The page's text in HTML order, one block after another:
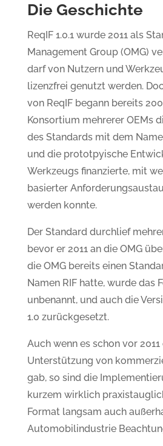
Die Geschichte
ReqIF 1.0.1 wurde 2011 als
Management Group (OMG)
darf von Nutzern und
lizenzfrei genutzt werden.
von ReqIF begann bereits
Konsortium mehrerer OEMs
des Standards mit dem
und die prototpyische
Werkzeugs finanzierte, mit
basierter
werden konnte.
Der Standard durchlief
bevor er 2011 an die OMG
die OMG bereits einen
Namen RIF hatte, wurde das
unbenannt, und auch die
1.0 zurückgesetzt.
Auch wenn es schon vor 2011
Unterstützung von
gab, so sind die
kurzem wirklich
Format langsam auch
Automobilindustrie